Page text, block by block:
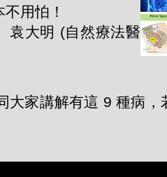
用怕！
袁大明 (自然療法醫
大家講解有這 9 種病，